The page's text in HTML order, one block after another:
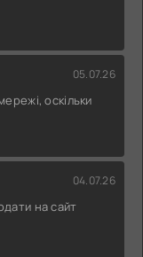
05.07.26
оскільки
04.07.26
на сайт